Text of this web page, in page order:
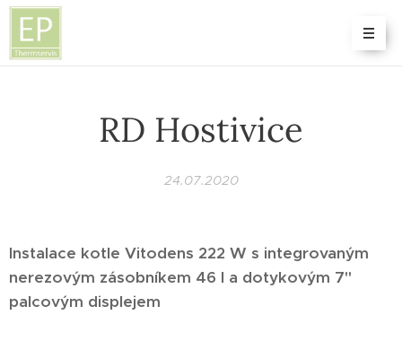
RD Hostivice
24.07.2020
Instalace kotle Vitodens 222 W s integrovaným
nerezovým zásobníkem 46 l a dotykovým 7"
palcovým displejem